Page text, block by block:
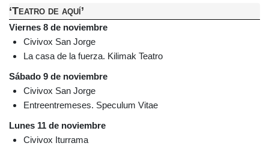
‘Teatro de aquí’
Viernes 8 de noviembre
Civivox San Jorge
La casa de la fuerza. Kilimak Teatro
Sábado 9 de noviembre
Civivox San Jorge
Entreentremeses. Speculum Vitae
Lunes 11 de noviembre
Civivox Iturrama